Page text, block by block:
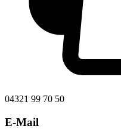
04321 99 70 50
E-Mail